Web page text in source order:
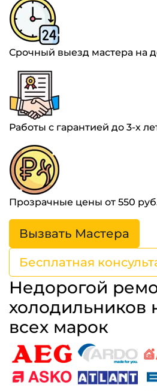
Срочный выезд мастера на
Работы с гарантией до 3-х
Прозрачные цены от 550
Вызвать Мастера
Бесплатная
Недорогой
холодильников
всех марок